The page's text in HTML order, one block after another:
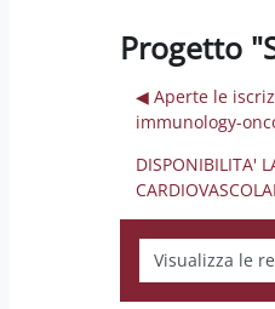
Progetto
◀︎ Aperte le
immunology-
DISPONIBILITA'
Modalità